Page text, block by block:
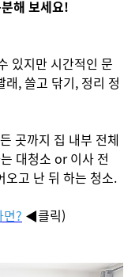
해 보세요!
있지만 시간적인 문
, 쓸고 닦기, 정리 정
곳까지 집 내부 전체
대청소 or 이사 전
오고 난 뒤 하는 청소.
? ◀클릭)